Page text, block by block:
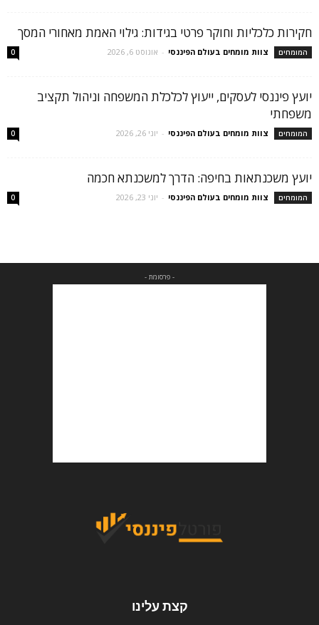
חקירות כלכליות וחוקר פרטי בגידות: גילוי האמת מאחורי המסך
המומחים צוות מומחים בעולם הפיננסי - אוגוסט 6, 2026 0
יועץ פיננסי לעסקים, ייעוץ לכלכלת המשפחה וניהול תקציב
משפחתי
המומחים צוות מומחים בעולם הפיננסי - יוני 26, 2026 0
יועץ משכנתאות בחיפה: הדרך למשכנתא חכמה
המומחים צוות מומחים בעולם הפיננסי - יוני 23, 2026 0
- פרסומת -
קצת עלינו